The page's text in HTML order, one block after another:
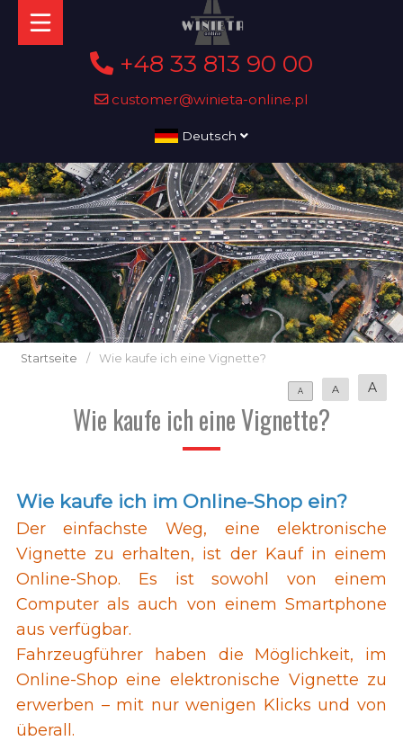
+48 33 813 90 00
customer@winieta-online.pl
Deutsch
Startseite / Wie kaufe ich eine Vignette?
A A A
Wie kaufe ich eine Vignette?
Wie kaufe ich im Online-Shop ein?
Der einfachste Weg, eine elektronische
Vignette zu erhalten, ist der Kauf in einem
Online-Shop. Es ist sowohl von einem
Computer als auch von einem Smartphone
aus verfügbar.
Fahrzeugführer haben die Möglichkeit, im
Online-Shop eine elektronische Vignette zu
erwerben – mit nur wenigen Klicks und von
überall.